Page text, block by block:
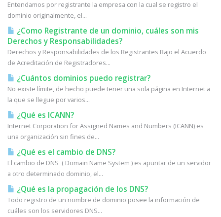
Entendamos por registrante la empresa con la cual se registro el
dominio originalmente, el...
¿Como Registrante de un dominio, cuáles son mis
Derechos y Responsabilidades?
Derechos y Responsabilidades de los Registrantes Bajo el Acuerdo
de Acreditación de Registradores...
¿Cuántos dominios puedo registrar?
No existe límite, de hecho puede tener una sola página en Internet a
la que se llegue por varios...
¿Qué es ICANN?
Internet Corporation for Assigned Names and Numbers (ICANN) es
una organización sin fines de...
¿Qué es el cambio de DNS?
El cambio de DNS ( Domain Name System ) es apuntar de un servidor
a otro determinado dominio, el...
¿Qué es la propagación de los DNS?
Todo registro de un nombre de dominio posee la información de
cuáles son los servidores DNS...